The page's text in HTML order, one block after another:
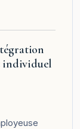
individuel